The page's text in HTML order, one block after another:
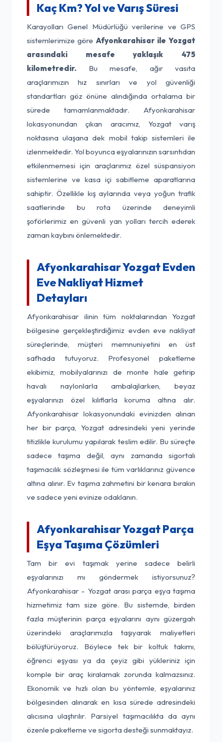
Kaç Km? Yol ve Varış Süresi
Karayolları Genel Müdürlüğü verilerine ve GPS
sistemlerimize göre Afyonkarahisar ile Yozgat
arasındaki mesafe yaklaşık 475
kilometredir. Bu mesafe, ağır vasıta
araçlarımızın hız sınırları ve yol güvenliği
standartları göz önüne alındığında ortalama bir
sürede tamamlanmaktadır. Afyonkarahisar
lokasyonundan çıkan aracımız, Yozgat varış
noktasına ulaşana dek mobil takip sistemleri ile
izlenmektedir. Yol boyunca eşyalarınızın sarsıntıdan
etkilenmemesi için araçlarımız özel süspansiyon
sistemlerine ve kasa içi sabitleme aparatlarına
sahiptir. Özellikle kış aylarında veya yoğun trafik
saatlerinde bu rota üzerinde deneyimli
şoförlerimiz en güvenli yan yolları tercih ederek
zaman kaybını önlemektedir.
Afyonkarahisar Yozgat Evden
Eve Nakliyat Hizmet
Detayları
Afyonkarahisar ilinin tüm noktalarından Yozgat
bölgesine gerçekleştirdiğimiz evden eve nakliyat
süreçlerinde, müşteri memnuniyetini en üst
safhada tutuyoruz. Profesyonel paketleme
ekibimiz, mobilyalarınızı de monte hale getirip
havalı naylonlarla ambalajlarken, beyaz
eşyalarınızı özel kılıflarla koruma altına alır.
Afyonkarahisar lokasyonundaki evinizden alınan
her bir parça, Yozgat adresindeki yeni yerinde
titizlikle kurulumu yapılarak teslim edilir. Bu süreçte
sadece taşıma değil, aynı zamanda sigortalı
taşımacılık sözleşmesi ile tüm varlıklarınız güvence
altına alınır. Ev taşıma zahmetini bir kenara bırakın
ve sadece yeni evinize odaklanın.
Afyonkarahisar Yozgat Parça
Eşya Taşıma Çözümleri
Tam bir evi taşımak yerine sadece belirli
eşyalarınızı mı göndermek istiyorsunuz?
Afyonkarahisar - Yozgat arası parça eşya taşıma
hizmetimiz tam size göre. Bu sistemde, birden
fazla müşterinin parça eşyalarını aynı güzergah
üzerindeki araçlarımızla taşıyarak maliyetleri
bölüştürüyoruz. Böylece tek bir koltuk takımı,
öğrenci eşyası ya da çeyiz gibi yükleriniz için
komple bir araç kiralamak zorunda kalmazsınız.
Ekonomik ve hızlı olan bu yöntemle, eşyalarınız
bölgesinden alınarak en kısa sürede adresindeki
alıcısına ulaştırılır. Parsiyel taşımacılıkta da aynı
özenle paketleme ve sigorta desteği sunmaktayız.